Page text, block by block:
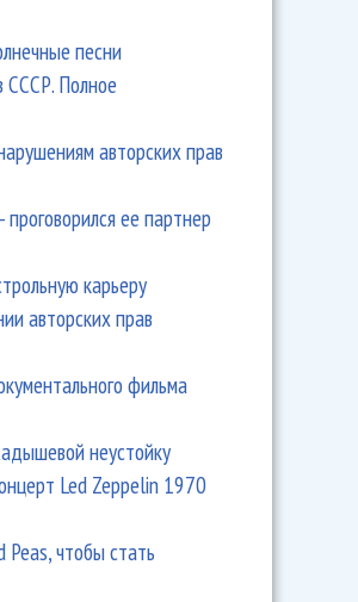
песни
СССР. Полное
авторских прав
ее партнер
карьеру
авторских прав
фильма
неустойку
Led Zeppelin 1970
чтобы стать